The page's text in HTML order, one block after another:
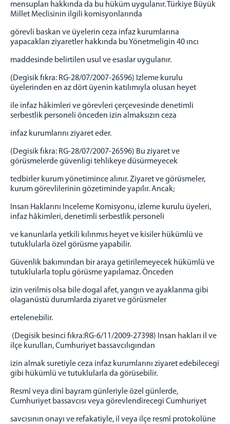
mensupları hakkında da bu hüküm uygulanır. Türkiye Büyük
Millet Meclisinin ilgili komisyonlarında
görevli baskan ve üyelerin ceza infaz kurumlarına
yapacakları ziyaretler hakkında bu Yönetmeligin 40 ıncı
maddesinde belirtilen usul ve esaslar uygulanır.
(Degisik fıkra: RG-28/07/2007-26596) Izleme kurulu
üyelerinden en az dört üyenin katılımıyla olusan heyet
ile infaz hâkimleri ve görevleri çerçevesinde denetimli
serbestlik personeli önceden izin almaksızın ceza
infaz kurumlarını ziyaret eder.
(Degisik fıkra: RG-28/07/2007-26596) Bu ziyaret ve
görüsmelerde güvenligi tehlikeye düsürmeyecek
tedbirler kurum yönetimince alınır. Ziyaret ve görüsmeler,
kurum görevlilerinin gözetiminde yapılır. Ancak;
Insan Haklarını Inceleme Komisyonu, izleme kurulu üyeleri,
infaz hâkimleri, denetimli serbestlik personeli
ve kanunlarla yetkili kılınmıs heyet ve kisiler hükümlü ve
tutuklularla özel görüsme yapabilir.
Güvenlik bakımından bir araya getirilemeyecek hükümlü ve
tutuklularla toplu görüsme yapılamaz. Önceden
izin verilmis olsa bile dogal afet, yangın ve ayaklanma gibi
olaganüstü durumlarda ziyaret ve görüsmeler
ertelenebilir.
(Degisik besinci fıkra:RG-6/11/2009-27398) Insan hakları il ve
ilçe kurulları, Cumhuriyet bassavcılıgından
izin almak suretiyle ceza infaz kurumlarını ziyaret edebilecegi
gibi hükümlü ve tutuklularla da görüsebilir.
Resmî veya dinî bayram günleriyle özel günlerde,
Cumhuriyet bassavcısı veya görevlendirecegi Cumhuriyet
savcısının onayı ve refakatiyle, il veya ilçe resmî protokolüne